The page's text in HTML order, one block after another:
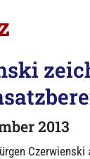
2013
Czerwienski